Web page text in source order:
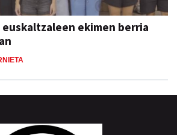
ekimen berria